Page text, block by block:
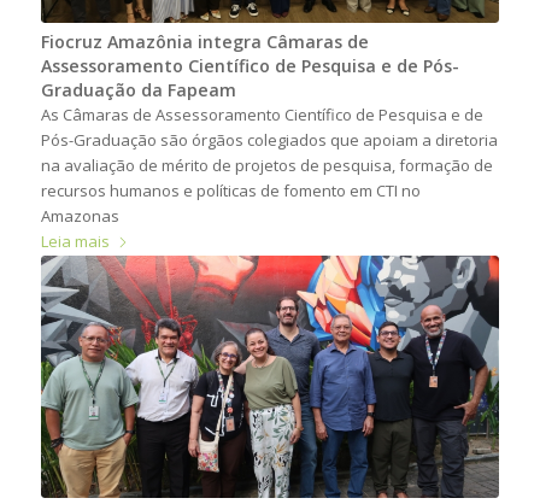
Fiocruz Amazônia integra Câmaras de
Assessoramento Científico de Pesquisa e de Pós-
Graduação da Fapeam
As Câmaras de Assessoramento Científico de Pesquisa e de
Pós-Graduação são órgãos colegiados que apoiam a diretoria
na avaliação de mérito de projetos de pesquisa, formação de
recursos humanos e políticas de fomento em CTI no
Amazonas
Leia mais